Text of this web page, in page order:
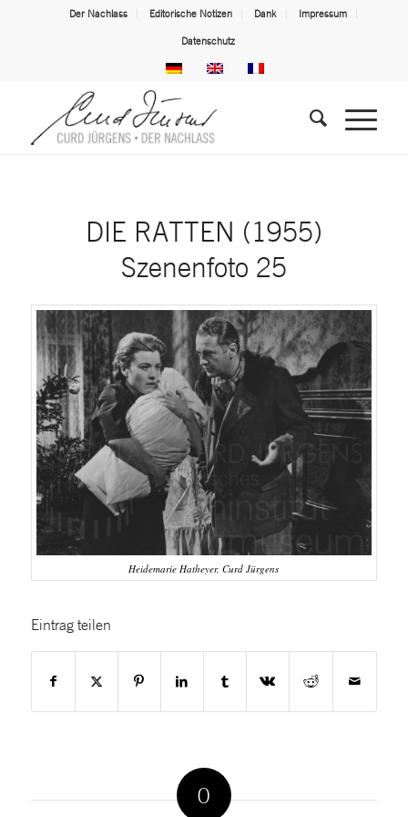
Der Nachlass Editorische Notizen Dank Impressum
Datenschutz
DIE RATTEN (1955)
Szenenfoto 25
Heidemarie Hatheyer, Curd Jürgens
Eintrag teilen
0